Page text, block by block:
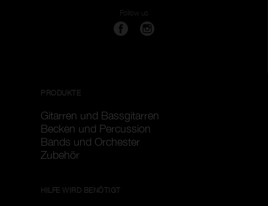
Follow us
PRODUKTE
Gitarren und Bassgitarren
Becken und Percussion
Bands und Orchester
Zubehör
HILFE WIRD BENÖTIGT